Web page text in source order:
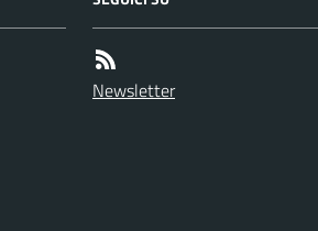
Newsletter